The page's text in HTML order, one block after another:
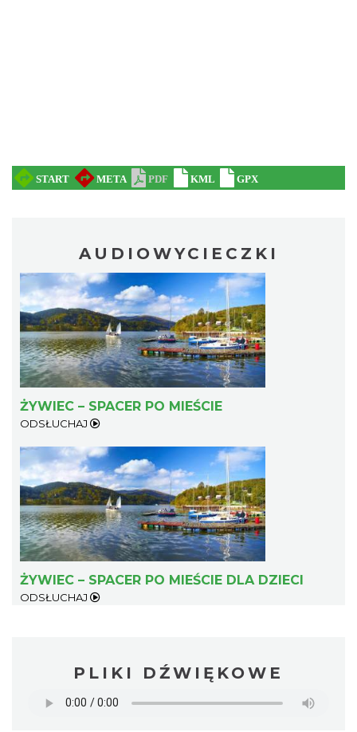
AUDIOWYCIECZKI
ŻYWIEC – SPACER PO MIEŚCIE
ODSŁUCHAJ
ŻYWIEC – SPACER PO MIEŚCIE DLA DZIECI
ODSŁUCHAJ
PLIKI DŹWIĘKOWE